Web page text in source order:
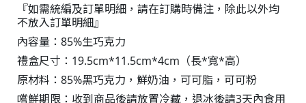
『如需統編及訂單明細，請在訂購時備注，除此以外均
不放入訂單明細』
內容量：85%生巧克力
禮盒尺寸：19.5cm*11.5cm*4cm（長*寬*高）
原材料：85%黑巧克力，鮮奶油，可可脂，可可粉
嚐鮮期限：收到商品後請放置冷藏，退冰後請3天內食用